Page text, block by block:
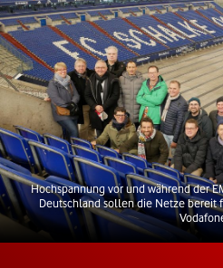
Hochspannung vor und während der
Deutschland sollen die Netze bereit